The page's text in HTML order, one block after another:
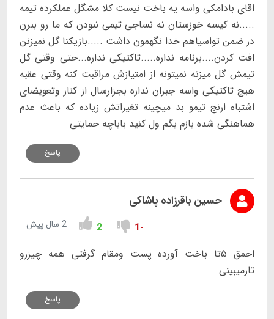
اقای بادامکی واسه یه باخت نیست کلا مشگل عملکرده تیمه
.....نه کیسه خوزستان نه نساجی تیمی نبودن که ما رو ببرن
در ضمن تواسیاهم خدا نگهمون داشت .....بازیکنا گل نمیزنن
افت کردن....برنامه نداره.....تاکتیکی نداره...حتی وقتی گل
تیمش گل میزنه نمیتونه از امتیازش مراقبت کنه وقتی عقبه
هیچ تاکتیکی واسه جبران نداره بجزارسال از کنار وتعویضای
اشتباه ارنج تیمو بد میچینه تغیراتش زیاده که باعث عدم
هماهنگی شده بازم بگم ول کنید باباچه حمایتی
پاسخ
حسین باقرزاده پاشاکی
-1
2 2 سال پیش
احمق ۵تا باخت آورده پست ومقام گرفتی همه چیزرو
تارمیبینی
پاسخ